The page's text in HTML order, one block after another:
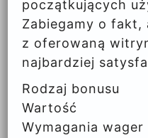
początkujących
Zabiegamy o fakt,
z oferowaną
najbardziej
Rodzaj bonusu
Wartość
Wymagania wager